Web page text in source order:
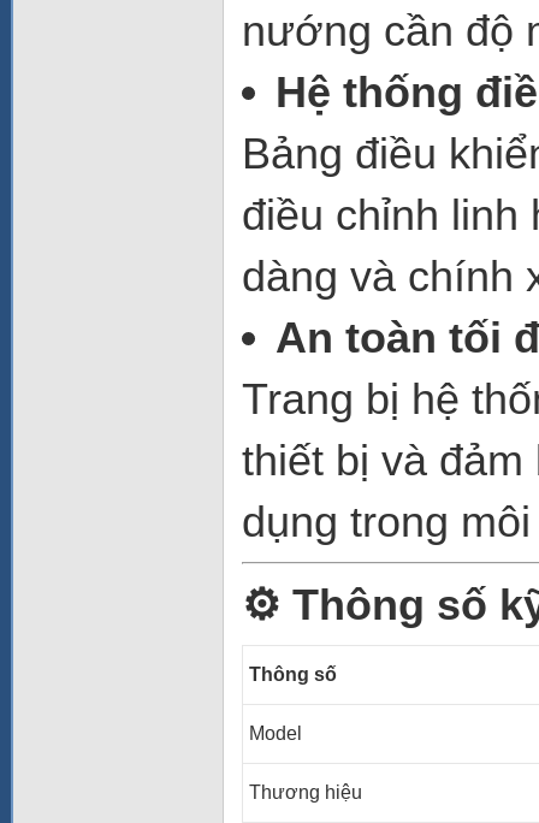
nướng cần độ
Hệ thống
Bảng điều
điều chỉnh
dàng và chính
An toàn tối
Trang bị hệ
thiết bị và
dụng trong
⚙️ Thông số
Thông số
Model
Thương hiệu